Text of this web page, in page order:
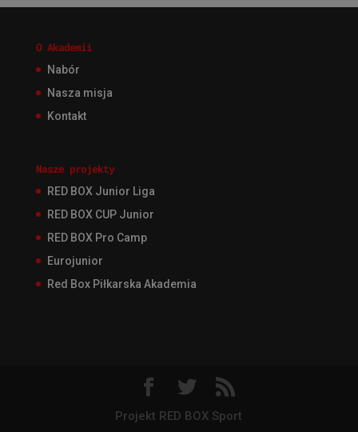
O Akademii
Nabór
Nasza misja
Kontakt
Nasze projekty
RED BOX Junior Liga
RED BOX CUP Junior
RED BOX Pro Camp
Eurojunior
Red Box Piłkarska Akademia
Projekt RED BOX Sport